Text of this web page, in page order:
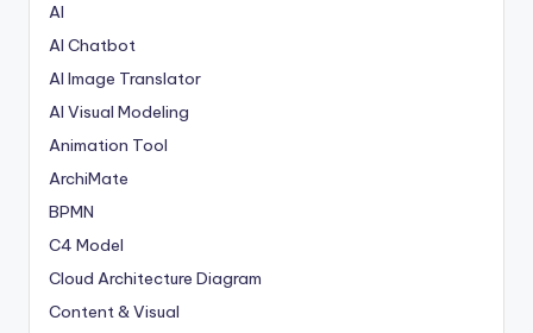
AI
AI Chatbot
AI Image Translator
AI Visual Modeling
Animation Tool
ArchiMate
BPMN
C4 Model
Cloud Architecture Diagram
Content & Visual